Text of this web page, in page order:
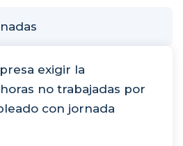
exigir la
no trabajadas por
con jornada